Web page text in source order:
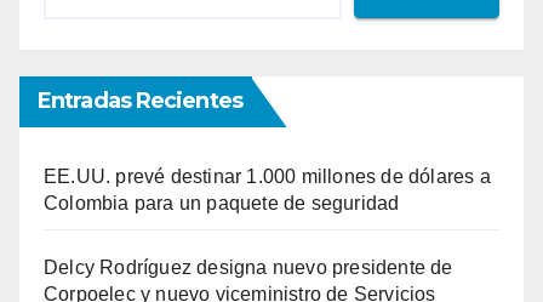
Entradas Recientes
EE.UU. prevé destinar 1.000 millones de dólares a
Colombia para un paquete de seguridad
Delcy Rodríguez designa nuevo presidente de
Corpoelec y nuevo viceministro de Servicios